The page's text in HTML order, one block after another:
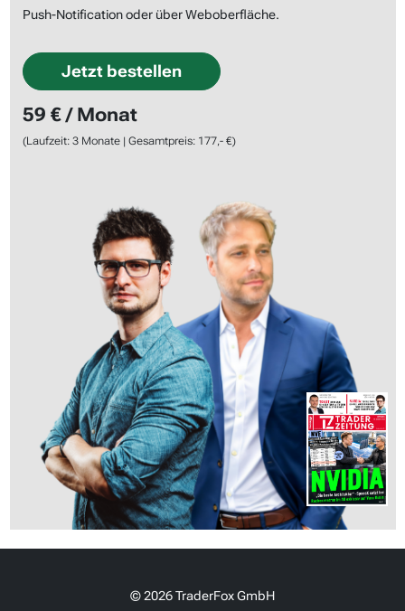
Push-Notification oder über Weboberfläche.
Jetzt bestellen
59 € / Monat
(Laufzeit: 3 Monate | Gesamtpreis: 177,- €)
© 2026 TraderFox GmbH